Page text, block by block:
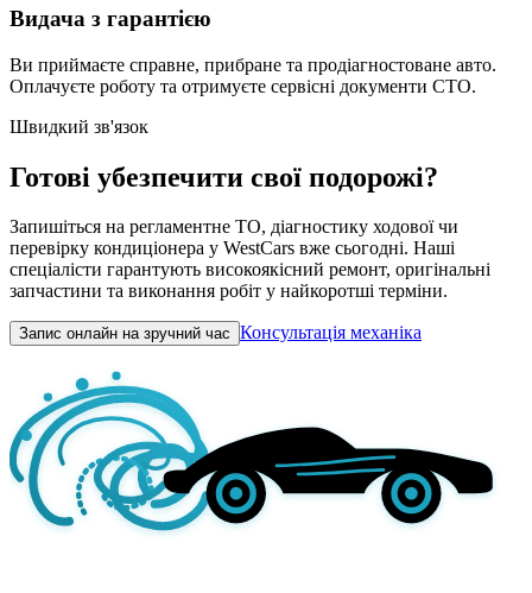
Видача з гарантією
Ви приймаєте справне, прибране та продіагностоване авто.
Оплачуєте роботу та отримуєте сервісні документи СТО.
Швидкий зв'язок
Готові убезпечити свої подорожі?
Запишіться на регламентне ТО, діагностику ходової чи
перевірку кондиціонера у WestCars вже сьогодні. Наші
спеціалісти гарантують високоякісний ремонт, оригінальні
запчастини та виконання робіт у найкоротші терміни.
Запис онлайн на зручний час Консультація механіка